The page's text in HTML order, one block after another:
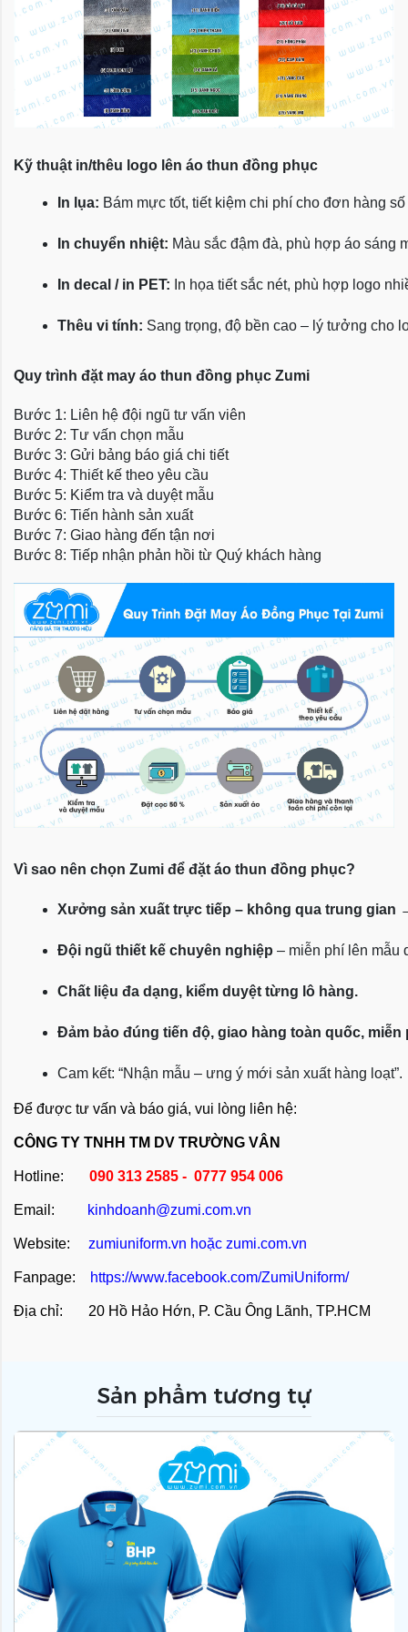
Kỹ thuật in/thêu logo lên áo thun đồng phục
In lụa: Bám mực tốt, tiết kiệm chi phí cho đơn hàng
In chuyển nhiệt: Màu sắc đậm đà, phù hợp áo sáng
In decal / in PET: In họa tiết sắc nét, phù hợp logo
Thêu vi tính: Sang trọng, độ bền cao – lý tưởng cho
Quy trình đặt may áo thun đồng phục Zumi
Bước 1: Liên hệ đội ngũ tư vấn viên
Bước 2: Tư vấn chọn mẫu
Bước 3: Gửi bảng báo giá chi tiết
Bước 4: Thiết kế theo yêu cầu
Bước 5: Kiểm tra và duyệt mẫu
Bước 6: Tiến hành sản xuất
Bước 7: Giao hàng đến tận nơi
Bước 8: Tiếp nhận phản hồi từ Quý khách hàng
Vì sao nên chọn Zumi để đặt áo thun đồng phục?
Xưởng sản xuất trực tiếp – không qua trung gian
Đội ngũ thiết kế chuyên nghiệp – miễn phí lên mẫu
Chất liệu đa dạng, kiểm duyệt từng lô hàng.
Đảm bảo đúng tiến độ, giao hàng toàn quốc, miễn
Cam kết: “Nhận mẫu – ưng ý mới sản xuất hàng loạt”.
Để được tư vấn và báo giá, vui lòng liên hệ:
CÔNG TY TNHH TM DV TRƯỜNG VÂN
Hotline: 090 313 2585 - 0777 954 006
Email: kinhdoanh@zumi.com.vn
Website: zumiuniform.vn hoặc zumi.com.vn
Fanpage: https://www.facebook.com/ZumiUniform/
Địa chỉ: 20 Hồ Hảo Hớn, P. Cầu Ông Lãnh, TP.HCM
Sản phẩm tương tự